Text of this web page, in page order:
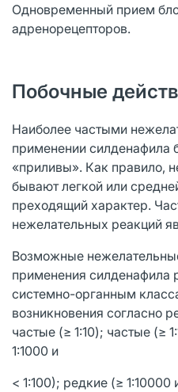
Одновременный прием
адренорецепторов.
Побочные
Наиболее частыми
применении силденафила
«приливы». Как правило,
бывают легкой или
преходящий характер.
нежелательных реакций
Возможные
применения силденафила
системно-органным
возникновения согласно
частые (≥ 1:10); частые (≥
1:1000 и
< 1:100); редкие (≥